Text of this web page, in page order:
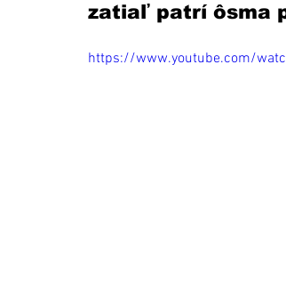
zatiaľ patrí ôsma
https://www.youtube.com/